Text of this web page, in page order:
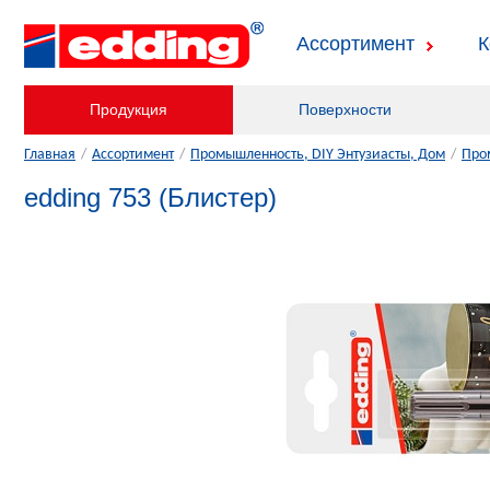
Ассортимент
Продукция Поверхности
Главная / Ассортимент / Промышленность, DIY Энтузиасты, Дом /
edding 753 (Блистер)